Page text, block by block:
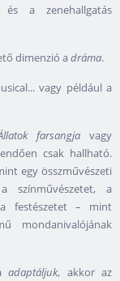
a zenehallgatás
dimenzió adráma.
vagy például a
farsangjavagy
csak hallható.
egy összművészeti
a
festészetet – mint
mondanivalójának
adaptáljuk, akkor az